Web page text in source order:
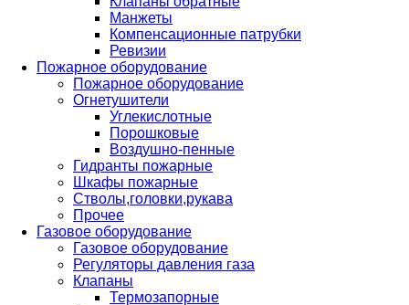
Манжеты
Компенсационные патрубки
Ревизии
Пожарное оборудование
Пожарное оборудование
Огнетушители
Углекислотные
Порошковые
Воздушно-пенные
Гидранты пожарные
Шкафы пожарные
Стволы,головки,рукава
Прочее
Газовое оборудование
Газовое оборудование
Регуляторы давления газа
Клапаны
Термозапорные